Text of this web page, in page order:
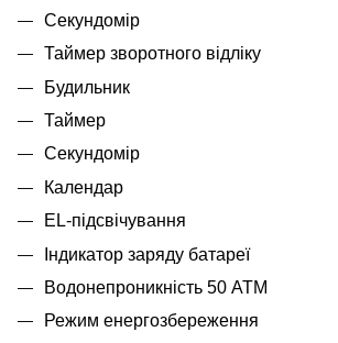
Секундомір
Таймер зворотного відліку
Будильник
Таймер
Секундомір
Календар
EL-підсвічування
Індикатор заряду батареї
Водонепроникність 50 АТМ
Режим енергозбереження